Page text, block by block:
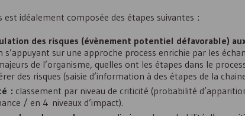
est idéalement composée des étapes suivantes :
des risques (évènement potentiel défavorable)
sur une approche process enrichie par les
de l’organisme, quelles ont les étapes dans le
des risques (saisie d’information à des étapes de la
: classement par niveau de criticité (probabilité
/ en 4 niveaux d’impact).